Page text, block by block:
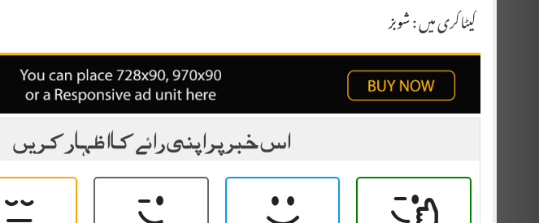
کیٹاگری میں :شوبز
اس خبر پر اپنی رائے کا اظہار کریں